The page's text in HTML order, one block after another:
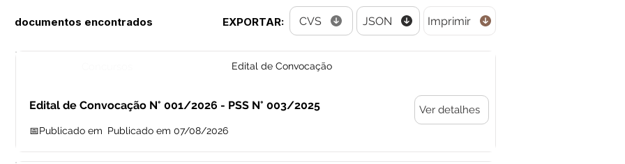
documentos encontrados EXPORTAR: CVS JSON Imprimir
Edital de Convocação
Edital de Convocação N° 001/2026 - PSS N° 003/2025
📅Publicado em Publicado em 07/08/2026
Ver detalhes